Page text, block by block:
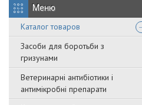
Каталог товаров
Засоби для боротьби з
гризунами
Ветеринарні антибіотики і
антимікробні препарати